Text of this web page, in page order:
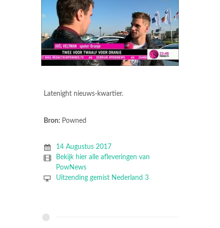
Latenight nieuws-kwartier.
Bron: Powned
14 Augustus 2017
Bekijk hier alle afleveringen van
PowNews
Uitzending gemist Nederland 3